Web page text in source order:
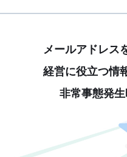
メールアドレス
経営に役立つ情
非常事態発